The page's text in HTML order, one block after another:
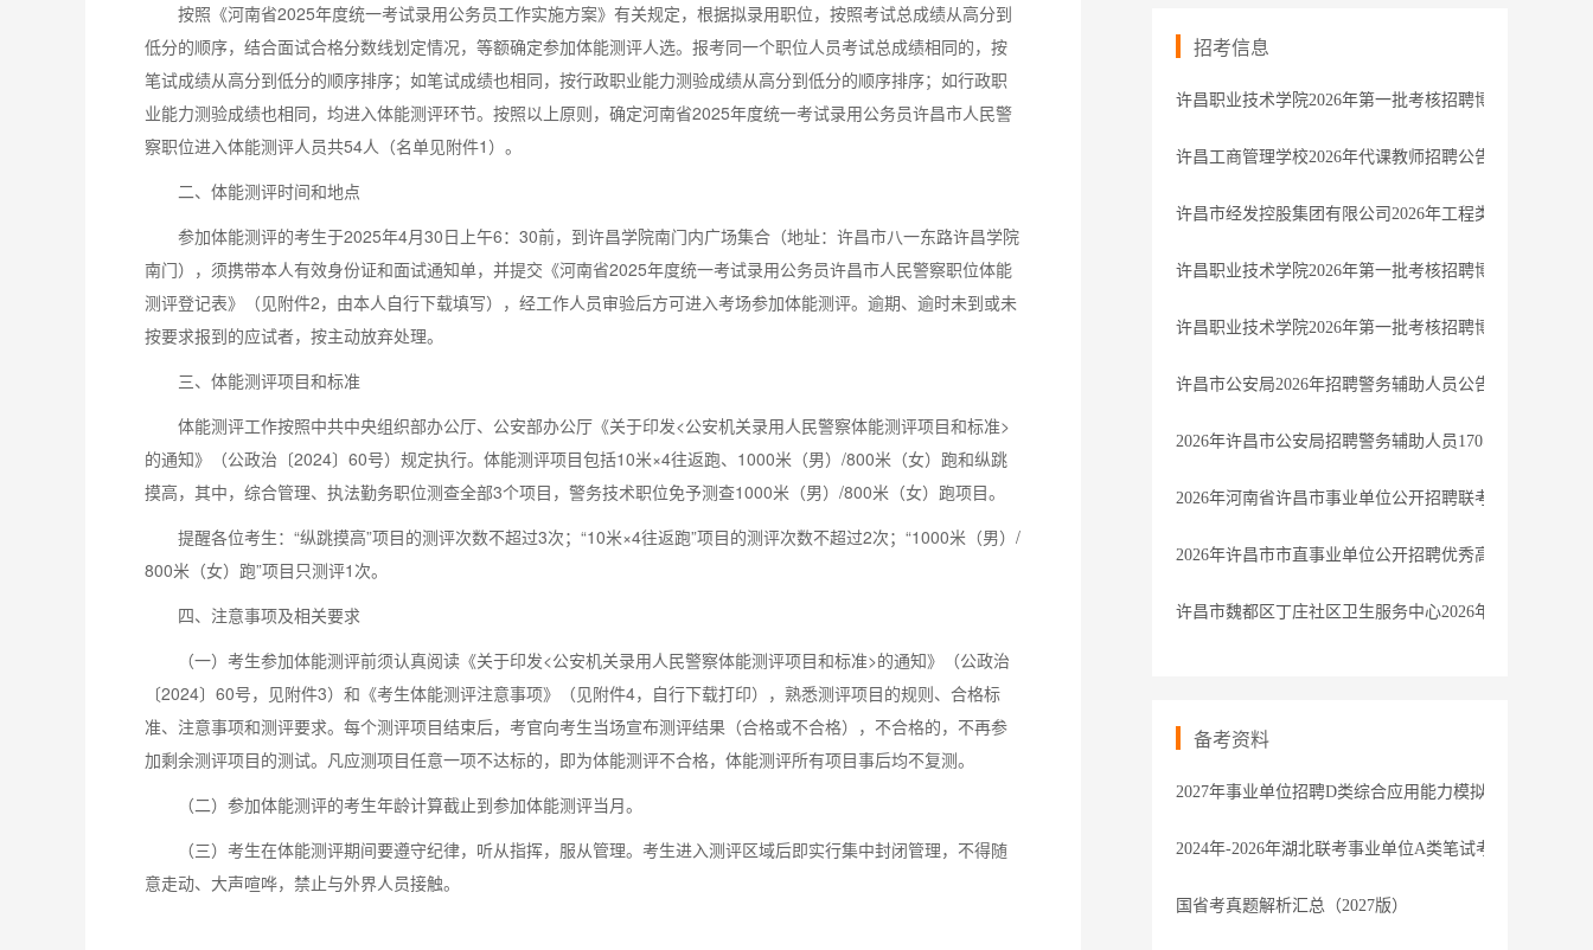
按照《河南省2025年度统一考试录用公务员工作实施方案》有关规定，根据拟录用职位，按照考试总成绩从高分到
低分的顺序，结合面试合格分数线划定情况，等额确定参加体能测评人选。报考同一个职位人员考试总成绩相同的，按
笔试成绩从高分到低分的顺序排序；如笔试成绩也相同，按行政职业能力测验成绩从高分到低分的顺序排序；如行政职
业能力测验成绩也相同，均进入体能测评环节。按照以上原则，确定河南省2025年度统一考试录用公务员许昌市人民警
察职位进入体能测评人员共54人（名单见附件1）。
二、体能测评时间和地点
参加体能测评的考生于2025年4月30日上午6：30前，到许昌学院南门内广场集合（地址：许昌市八一东路许昌学院
南门），须携带本人有效身份证和面试通知单，并提交《河南省2025年度统一考试录用公务员许昌市人民警察职位体能
测评登记表》（见附件2，由本人自行下载填写），经工作人员审验后方可进入考场参加体能测评。逾期、逾时未到或未
按要求报到的应试者，按主动放弃处理。
三、体能测评项目和标准
体能测评工作按照中共中央组织部办公厅、公安部办公厅《关于印发<公安机关录用人民警察体能测评项目和标准>
的通知》（公政治〔2024〕60号）规定执行。体能测评项目包括10米×4往返跑、1000米（男）/800米（女）跑和纵跳
摸高，其中，综合管理、执法勤务职位测查全部3个项目，警务技术职位免予测查1000米（男）/800米（女）跑项目。
提醒各位考生：“纵跳摸高”项目的测评次数不超过3次；“10米×4往返跑”项目的测评次数不超过2次；“1000米（男）/
800米（女）跑”项目只测评1次。
四、注意事项及相关要求
（一）考生参加体能测评前须认真阅读《关于印发<公安机关录用人民警察体能测评项目和标准>的通知》（公政治
〔2024〕60号，见附件3）和《考生体能测评注意事项》（见附件4，自行下载打印），熟悉测评项目的规则、合格标
准、注意事项和测评要求。每个测评项目结束后，考官向考生当场宣布测评结果（合格或不合格），不合格的，不再参
加剩余测评项目的测试。凡应测项目任意一项不达标的，即为体能测评不合格，体能测评所有项目事后均不复测。
（二）参加体能测评的考生年龄计算截止到参加体能测评当月。
（三）考生在体能测评期间要遵守纪律，听从指挥，服从管理。考生进入测评区域后即实行集中封闭管理，不得随
意走动、大声喧哗，禁止与外界人员接触。
招考信息
许昌职业技术学院2026年第一批考核招聘博士研究生拟
许昌工商管理学校2026年代课教师招聘公告
许昌市经发控股集团有限公司2026年工程类专业人员招
许昌职业技术学院2026年第一批考核招聘博士研究生递
许昌职业技术学院2026年第一批考核招聘博士研究生考
许昌市公安局2026年招聘警务辅助人员公告
2026年许昌市公安局招聘警务辅助人员170名公告
2026年河南省许昌市事业单位公开招聘联考体检结果公告
2026年许昌市市直事业单位公开招聘优秀高校毕业生拟
许昌市魏都区丁庄社区卫生服务中心2026年公开招聘专
备考资料
2027年事业单位招聘D类综合应用能力模拟卷1解析
2024年-2026年湖北联考事业单位A类笔试考题-参考答案
国省考真题解析汇总（2027版）